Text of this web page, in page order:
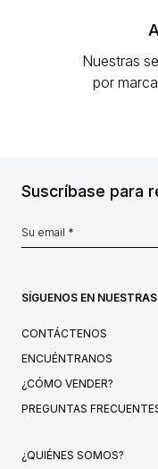
Nuestras
por
Suscríbase para
SÍGUENOS EN
CONTÁCTENOS
ENCUÉNTRANOS
¿CÓMO VENDER?
PREGUNTAS
¿QUIÉNES SOMOS?